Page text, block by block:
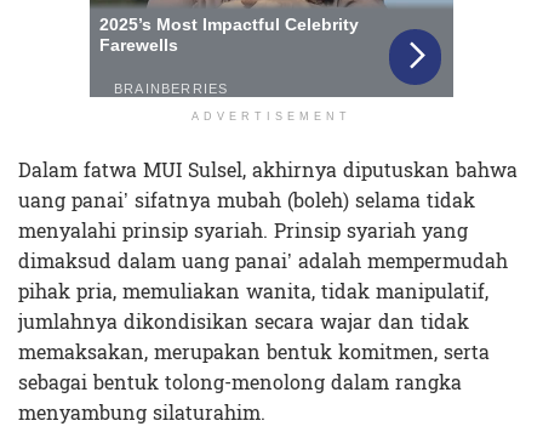
ADVERTISEMENT
Dalam fatwa MUI Sulsel, akhirnya diputuskan bahwa
uang panai’ sifatnya mubah (boleh) selama tidak
menyalahi prinsip syariah. Prinsip syariah yang
dimaksud dalam uang panai’ adalah mempermudah
pihak pria, memuliakan wanita, tidak manipulatif,
jumlahnya dikondisikan secara wajar dan tidak
memaksakan, merupakan bentuk komitmen, serta
sebagai bentuk tolong-menolong dalam rangka
menyambung silaturahim.